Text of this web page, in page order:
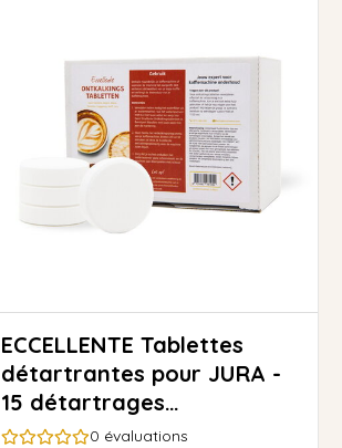
ECCELLENTE Tablettes
détartrantes pour JURA -
15 détartrages
économiques
0 évaluations